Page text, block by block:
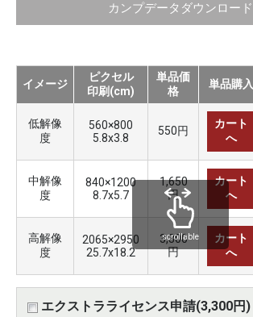
カンプデータダウンロード
イメージ
ピクセル
印刷(cm)
単品価
格
単品購入
低解像
度
560×800
5.8x3.8
550円
カート
へ
中解像
度
840×1200
8.7x5.7
1,650
円
カート
へ
高解像
度
2065×2950
25.7x18.2
3,300
円
カート
へ
エクストラライセンス申請(3,300円)
scrollable